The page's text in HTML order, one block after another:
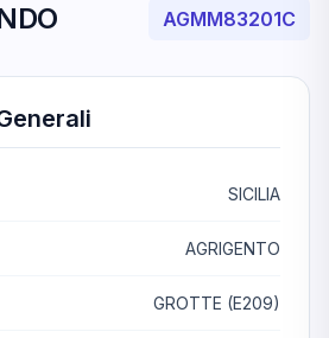
AGMM83201C
SICILIA
AGRIGENTO
GROTTE (E209)